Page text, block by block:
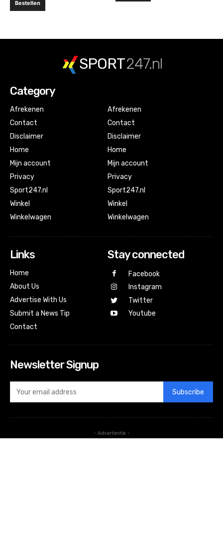
Bestellen
SPORT247.nl
Category
Afrekenen
Contact
Disclaimer
Home
Mijn account
Privacy
Sport247.nl
Winkel
Winkelwagen
Afrekenen
Contact
Disclaimer
Home
Mijn account
Privacy
Sport247.nl
Winkel
Winkelwagen
Links
Home
About Us
Advertise With Us
Submit a News Tip
Contact
Stay connected
Facebook
Instagram
Twitter
Youtube
Newsletter Signup
Subscribe
- Advertentie -